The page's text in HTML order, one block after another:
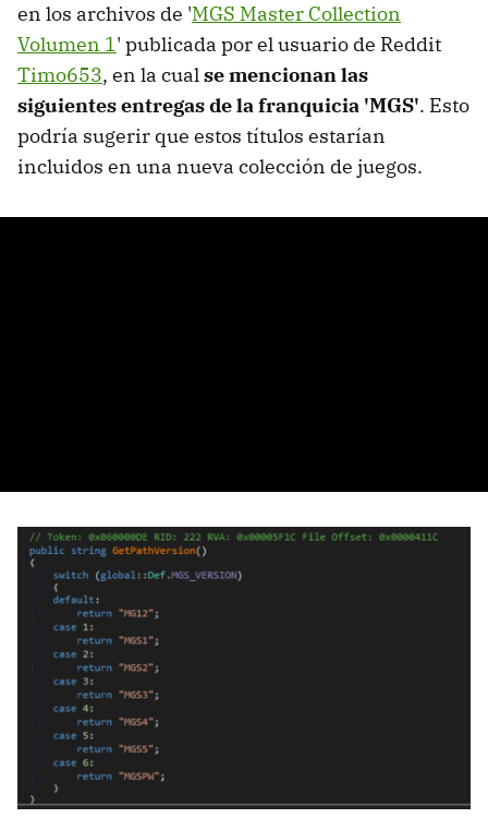
en los archivos de 'MGS Master Collection
Volumen 1' publicada por el usuario de Reddit
Timo653, en la cualse mencionan las
siguientes entregas de la franquicia 'MGS'. Esto
podría sugerir que estos títulos estarían
incluidos en una nueva colección de juegos.